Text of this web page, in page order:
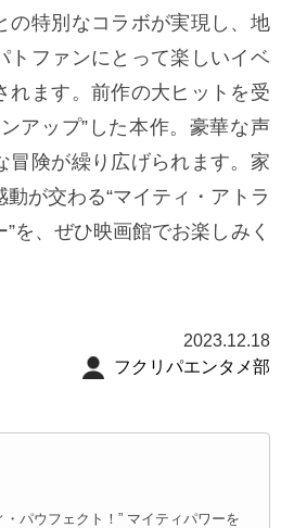
の特別なコラボが実現し、地
トファンにとって楽しいイベ
れます。前作の大ヒットを受
アップ”した本作。豪華な声
冒険が繰り広げられます。家
が交わる“マイティ・アトラ
を、ぜひ映画館でお楽しみく
2023.12.18
フクリパエンタメ部
・パウフェクト！” マイティパワーを